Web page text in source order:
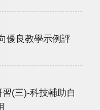
優良教學示例評
(三)-科技輔助自